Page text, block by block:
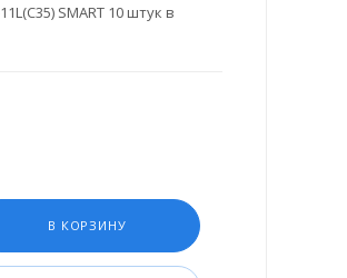
SMART 10 штук в
В КОРЗИНУ